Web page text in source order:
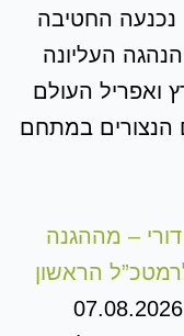
זמן רב, וב-16 במאי 2022 נכנעה החטיבה
העליונה
ואפריל העולם
הנצורים במתחם
– מההגנה
הראשון
07.08.2026